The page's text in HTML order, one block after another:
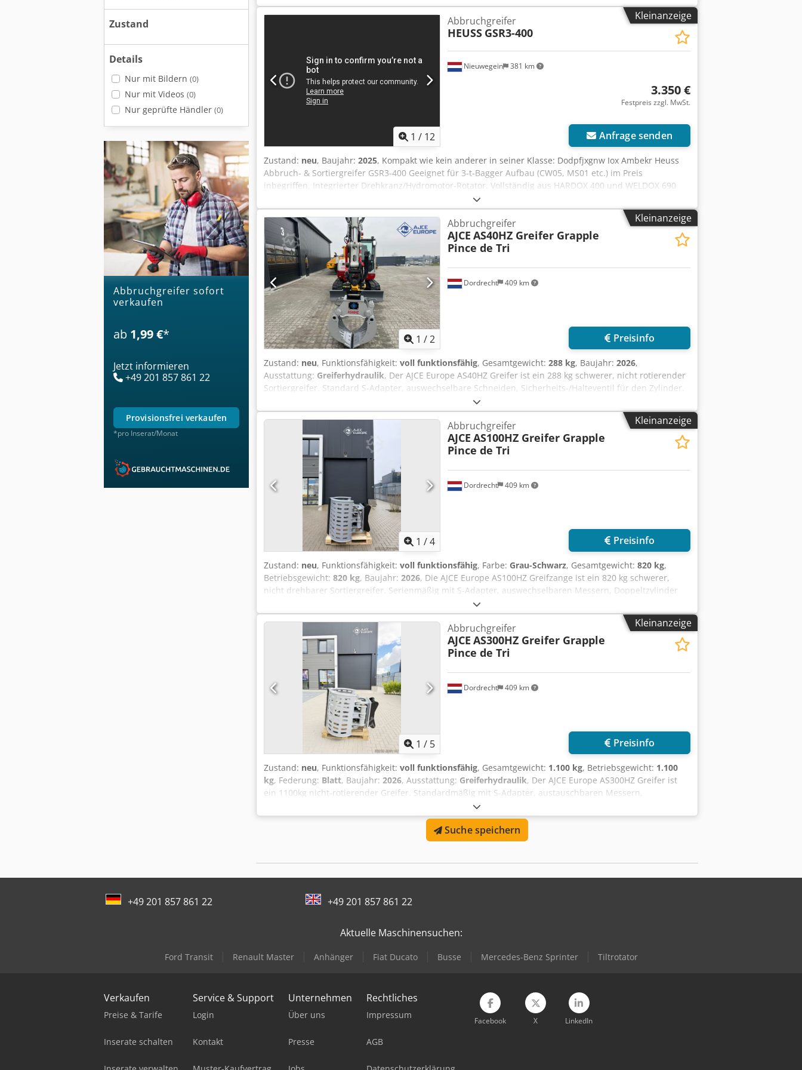
Zustand
Details
Nur mit Bildern (0)
Nur mit Videos (0)
Nur geprüfte Händler (0)
Abbruchgreifer sofort
verkaufen
ab 1,99 €*
Jetzt informieren
+49 201 857 861 22
provisionsfrei verkaufen
*pro Inserat/Monat
Ugex Ambjkr Rotating 190 bar max oilpress Weight 860 kg Opening 1800mm Width 800mm
Kleinanzeige
1 / 12
Nieuwegein 381 km
Abbruchgreifer
HEUSS GSR3-400
3.350 €
Festpreis zzgl. MwSt.
Anfrage senden
Zustand: neu, Baujahr: 2025, Kompakt wie kein anderer in seiner Klasse: Dodpfjxgnw Iox Ambekr Heuss
Abbruch- & Sortiergreifer GSR3-400 Geeignet für 3-t-Bagger Aufbau (CW05, MS01 etc.) im Preis
inbegriffen. Integrierter Drehkranz/Hydromotor-Rotator. Vollständig aus HARDOX 400 und WELDOX 690
gefertigt. HB500 wechselbare Verschleißmesser Gehärtete Stahlbolzen Cr/Mdn 4 Schließdruck max. 300
bar Drehdruck max. 160 bar Gewicht: 162 kg Öffnung: 870 mm Breite: 400 mm Auch als Baumgreifer-
Variante erhältlich.
Kleinanzeige
1 /2
Dordrecht 409 km
Abbruchgreifer
AJCE AS40HZ Greifer Grapple
Pince de Tri
Preisinfo
Zustand: neu, Funktionsfähigkeit: voll funktionsfähig, Gesamtgewicht: 288 kg, Baujahr: 2026,
Ausstattung: Greiferhydraulik, Der AJCE Europe AS40HZ Greifer ist ein 288 kg schwerer, nicht rotierender
Sortiergreifer. Standard S-Adapter, auswechselbare Schneiden, Sicherheits-/Halteventil für den Zylinder.
Es handelt sich um ein verstärktes Modell, das sich für schwere Abbrucharbeiten eignet. Wir führen ein
vollständiges Sortiment an Sortiergreifern von 75 kg bis 2000 kg in unserem Lager in den Niederlanden.
Kontaktieren Sie uns gerne für weitere Details. Weltweiter Versand möglich. Djdpfxjx Tgunj Ambekr
grijper, gripen, Pince de Tri, Greifer, Grapin,
Kleinanzeige
1 /4
Dordrecht 409 km
Abbruchgreifer
AJCE AS100HZ Greifer Grapple
Pince de Tri
Preisinfo
Zustand: neu, Funktionsfähigkeit: voll funktionsfähig, Farbe: Grau-Schwarz, Gesamtgewicht: 820 kg,
Betriebsgewicht: 820 kg, Baujahr: 2026, Die AJCE Europe AS100HZ Greifzange ist ein 820 kg schwerer,
nicht drehbarer Sortiergreifer. Serienmäßig mit S-Adapter, auswechselbaren Messern, Doppeltzylinder
und Sicherheits-/Haltezylinder-Ventil ausgestattet. Der AS100HZ eignet sich für 16–22 Tonnen Bagger.
Dedpox Tqlwofx Ambjkr Es handelt sich um ein verstärktes Modell, das sich für schwere Abbrucharbeiten
eignet. In unserem Lager in den Niederlanden halten wir eine komplette Auswahl an Sortiergreifern von
75 kg bis 2000 kg für Sie bereit. Auch als nicht drehende Ausführung erhältlich! Kontaktieren Sie uns
gerne für weitere Details. Weltweiter Versand möglich. Greifer, Greifzange, Pince de Tri, Greifer, Grapin,
Kleinanzeige
1 / 5
Dordrecht 409 km
Abbruchgreifer
AJCE AS300HZ Greifer Grapple
Pince de Tri
Preisinfo
Zustand: neu, Funktionsfähigkeit: voll funktionsfähig, Gesamtgewicht: 1.100 kg, Betriebsgewicht: 1.100
kg, Federung: Blatt, Baujahr: 2026, Ausstattung: Greiferhydraulik, Der AJCE Europe AS300HZ Greifer ist
ein 1100kg nicht-rotierender Greifer. Standardmäßig mit S-Adapter, austauschbaren Messern,
Doppelzylinder sowie Sicherheits-/Halteventil ausgestattet. Der AS300HZ passt auf 20- bis 30-Tonnen-
Bagger. Es handelt sich um ein verstärktes Modell, das für schwere Abbrucharbeiten geeignet ist. Wir
bieten eine komplette Auswahl an Selektor-Greifern von 75kg bis 2000kg, lagernd in den Niederlanden.
Auch als nicht-rotierende Ausführung erhältlich! Kontaktieren Sie uns gerne für weitere Details.
Suche speichern
+49 201 857 861 22 +49 201 857 861 22
Aktuelle Maschinensuchen:
Ford Transit Renault Master Anhänger Fiat Ducato Busse Mercedes-Benz Sprinter Tiltrotator
Verkaufen
Preise & Tarife
Inserate schalten
Service & Support
Login
Kontakt
Unternehmen
Über uns
Presse
Rechtliches
Impressum
AGB
Facebook X LinkedIn